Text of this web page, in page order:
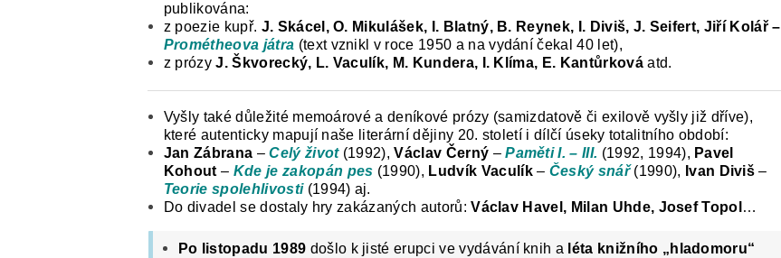
publikována:
z poezie kupř. J. Skácel, O. Mikulášek, I. Blatný, B. Reynek, I. Diviš, J. Seifert, Jiří Kolář –
Prométheova játra (text vznikl v roce 1950 a na vydání čekal 40 let),
z prózyJ. Škvorecký, L. Vaculík, M. Kundera, I. Klíma, E. Kantůrkováatd.
Vyšly také důležité memoárové a deníkové prózy (samizdatově či exilově vyšly již dříve),
které autenticky mapují naše literární dějiny 20. století i dílčí úseky totalitního období:
Jan Zábrana –Celý život(1992),Václav Černý –Paměti I. – III. (1992, 1994), Pavel
Kohout – Kde je zakopán pes (1990), Ludvík Vaculík– Český snář(1990), Ivan Diviš –
Teorie spolehlivosti (1994) aj.
Do divadel se dostaly hry zakázaných autorů:Václav Havel, Milan Uhde, Josef Topol …
Po listopadu 1989 došlo k jisté erupci ve vydávání knih a léta knižního „hladomoru“